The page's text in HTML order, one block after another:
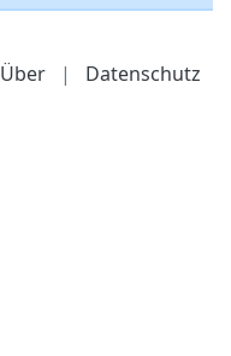
Über | Datenschutz